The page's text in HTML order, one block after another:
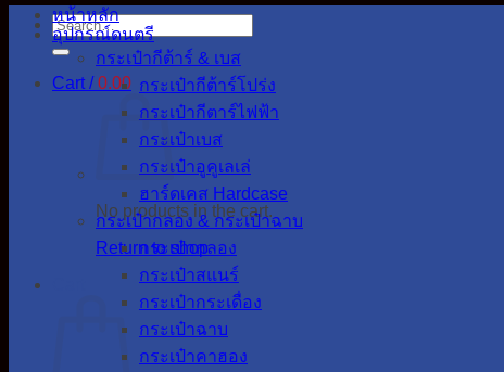
Search
for:
Cart /0.00
No products in the cart.
Return to shop
หน้าหลัก
อุปกรณ์ดนตรี
กระเป๋ากีต้าร์ & เบส
กระเป๋ากีต้าร์โปร่ง
กระเป๋ากีตาร์ไฟฟ้า
กระเป๋าเบส
กระเป๋าอูคูเลเล่
ฮาร์ดเคส Hardcase
กระเป๋ากลอง & กระเป๋าฉาบ
กระเป๋ากลอง
กระเป๋าสแนร์
กระเป๋ากระเดื่อง
กระเป๋าฉาบ
กระเป๋าคาฮอง